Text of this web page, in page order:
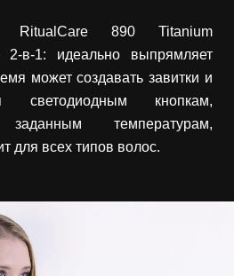
RitualCare 890 Titanium
2-в-1: идеально выпрямляет
может создавать завитки и
светодиодным кнопкам,
температурам,
для всех типов волос.